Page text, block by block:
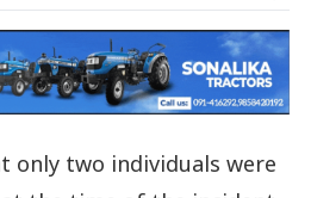
only two individuals were